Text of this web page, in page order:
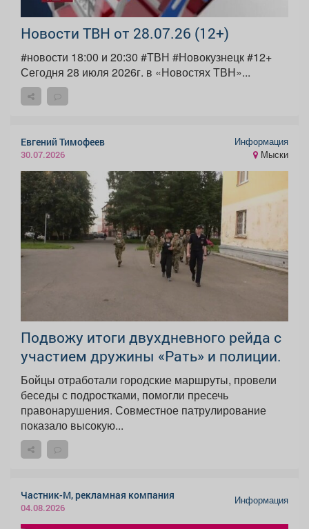
Новости ТВН от 28.07.26 (12+)
#новости 18:00 и 20:30 #ТВН #Новокузнецк #12+
Сегодня 28 июля 2026г. в «Новостях ТВН»...
Евгений Тимофеев
30.07.2026
Информация
Мыски
Подвожу итоги двухдневного рейда с
участием дружины «Рать» и полиции.
Бойцы отработали городские маршруты, провели
беседы с подростками, помогли пресечь
правонарушения. Совместное патрулирование
показало высокую...
Частник-М, рекламная компания
04.08.2026
Информация